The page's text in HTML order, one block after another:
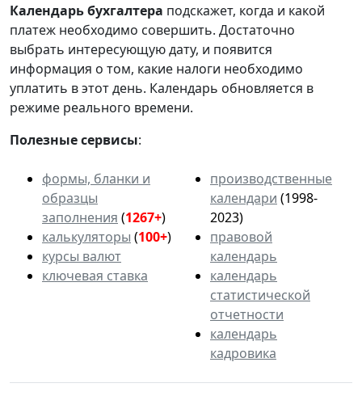
Календарьбухгалтера подскажет, когда и какой
платеж необходимо совершить. Достаточно
выбрать интересующую дату, и появится
информация о том, какие налоги необходимо
уплатить в этот день. Календарь обновляется в
режиме реального времени.
Полезные сервисы:
формы, бланки и
образцы
заполнения (1267+)
калькуляторы (100+)
курсы валют
ключевая ставка
производственные
календари (1998-
2023)
правовой
календарь
календарь
статистической
отчетности
календарь
кадровика